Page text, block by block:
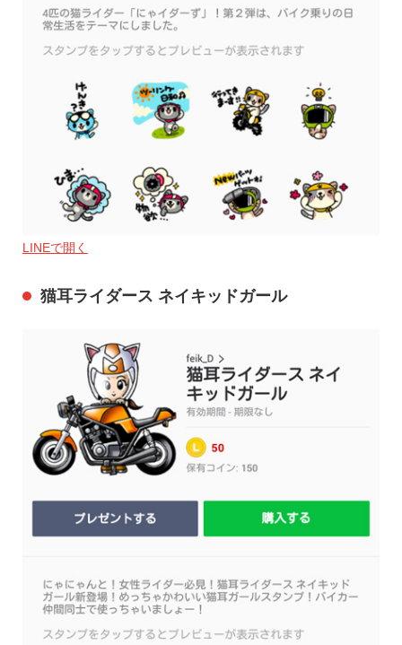
LINEで開く
猫耳ライダース ネイキッドガール